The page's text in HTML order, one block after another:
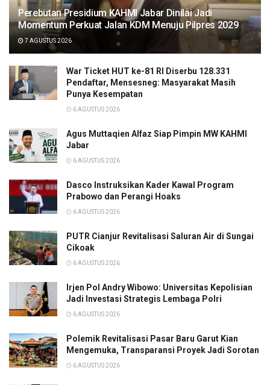
Perebutan Presidium KAHMI Jabar Dinilai Jadi
Momentum Perkuat Jalan KDM Menuju Pilpres 2029
7 AGUSTUS 2026
War Ticket HUT ke-81 RI Diserbu 128.331
Pendaftar, Mensesneg: Masyarakat Masih
Punya Kesempatan
6 AGUSTUS 2026
Agus Muttaqien Alfaz Siap Pimpin MW KAHMI
Jabar
6 AGUSTUS 2026
Dasco Instruksikan Kader Kawal Program
Prabowo dan Perangi Hoaks
6 AGUSTUS 2026
PUTR Cianjur Revitalisasi Saluran Air di Sungai
Cikoak
6 AGUSTUS 2026
Irjen Pol Andry Wibowo: Universitas Kepolisian
Jadi Investasi Strategis Lembaga Polri
6 AGUSTUS 2026
Polemik Revitalisasi Pasar Baru Garut Kian
Mengemuka, Transparansi Proyek Jadi Sorotan
6 AGUSTUS 2026